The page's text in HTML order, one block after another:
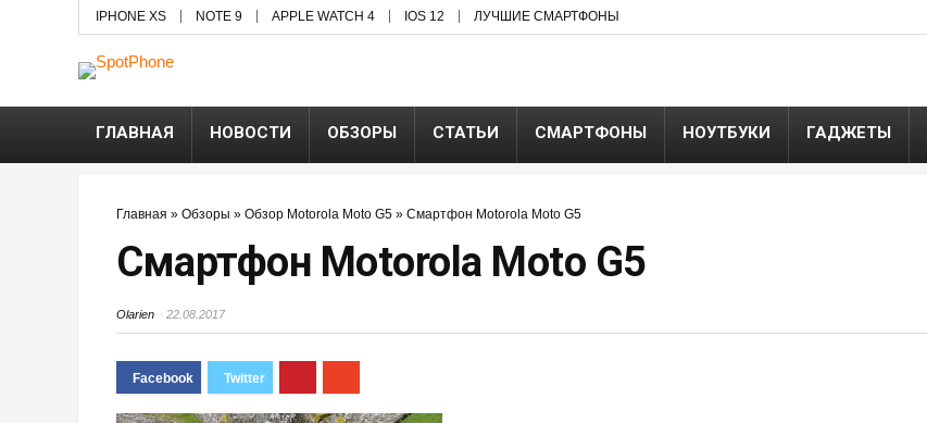
IPHONE XS NOTE 9 APPLE WATCH 4 IOS 12 ЛУЧШИЕ СМАРТФОНЫ
ГЛАВНАЯ НОВОСТИ ОБЗОРЫ СТАТЬИ СМАРТФОНЫ НОУТБУКИ ГАДЖЕТЫ
Главная » Обзоры » Обзор Motorola Moto G5 » Смартфон Motorola Moto G5
Смартфон Motorola Moto G5
Olarien 22.08.2017